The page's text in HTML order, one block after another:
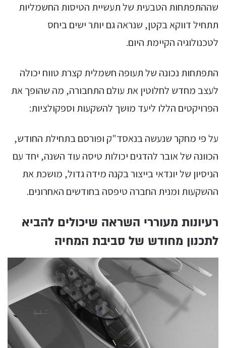
שההתפתחות הטבעית של תעשיית הטיסות החשמליות
תתחיל דווקא בקטן, שנראה גם יותר ישים ביחס
לטכנולוגיה הקיימת היום.
התפתחות נכונה של תעופה חשמלית קצרת טווח יכולה
לעצב מחדש לחלוטין את עולם התחבורה, מה שהופך את
הפרויקטים הללו ליעד מושך להשקעות וספקולציות:
על פי מחקר שנעשה בנאסד"ק ופורסם בתחילת החודש,
הכוונה של אובר להדגים יכולות טיסה עוד השנה, יחד עם
הניסיון של יונדאי בייצור בקנה מידה גדול, מושכת את
ההשקעות ומנית החברה טיפסה בחודשים האחרונים.
רעיונות מעוררי השראה שיכולים להביא
לתכנון מחודש של סביבת המחיה